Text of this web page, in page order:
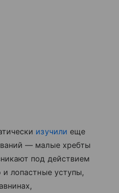
изучили еще
— малые хребты
под действием
лопастные уступы,